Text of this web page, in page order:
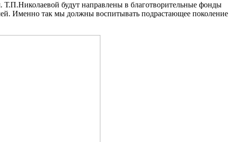
будут направлены в благотворительные фонды
Именно так мы должны воспитывать подрастающее поколение